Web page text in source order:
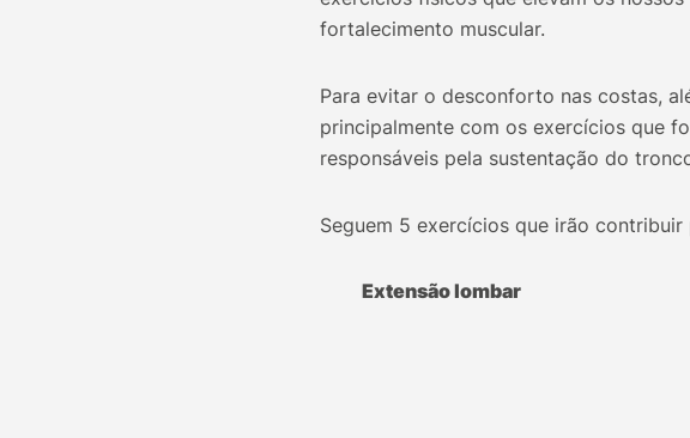
fortalecimento muscular.
Para evitar o desconforto nas costas,
principalmente com os exercícios que
responsáveis pela sustentação do
Seguem 5 exercícios que irão
Extensão lombar